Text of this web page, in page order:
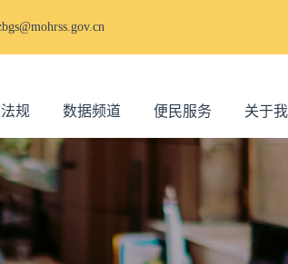
规 数据频道 便民服务 关于我